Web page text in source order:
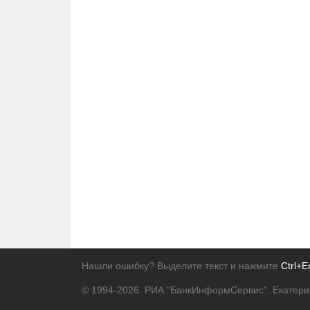
Нашли ошибку? Выделите текст и нажмите
© 1994-2026. РИА "БанкИнформСервис".